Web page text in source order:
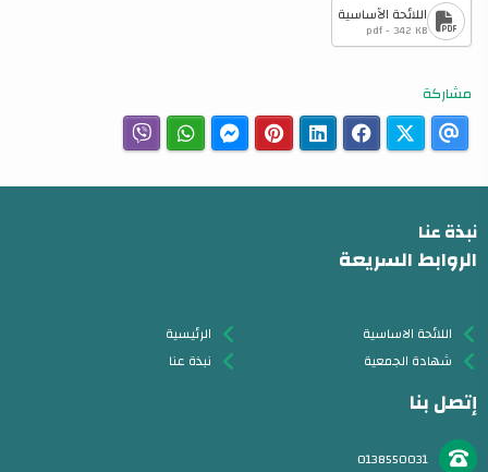
اللائحة الأساسية
pdf - 342 KB
مشاركة
نبذة عنا
الروابط السريعة
اللائحة الاساسية
شهادة الجمعية
الرئيسية
نبذة عنا
إتصل بنا
0138550031